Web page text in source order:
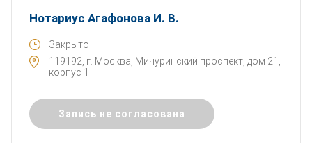
Нотариус Агафонова И. В.
Закрыто
119192, г. Москва, Мичуринский проспект, дом 21,
корпус 1
Запись не согласована